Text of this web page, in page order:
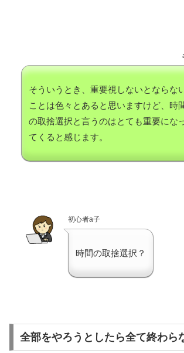
そういうとき、重要視しないとならな
ことは色々とあると思いますけど、時
の取捨選択と言うのはとても重要にな
てくると感じます。
初心者a子
時間の取捨選択？
全部をやろうとしたら全て終わら